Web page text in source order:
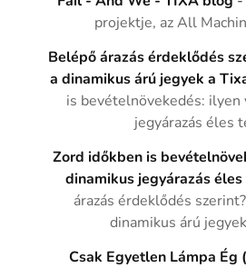
projektje, az All
Belépő árazás érdeklődés
a dinamikus árú jegyek a
is bevételnövekedés: ilyen
jegyárazás éles
Zord időkben is
dinamikus jegyárazás
árazás érdeklődés
dinamikus árú
Csak Egyetlen Lámpa Ég